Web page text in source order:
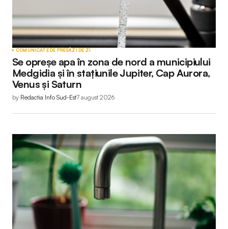
COMUNICATE DE PRESĂZI DE ZI
Se opreșe apa în zona de nord a municipiului
Medgidia și în stațiunile Jupiter, Cap Aurora,
Venus și Saturn
by Redactia Info Sud-Est7 august 2026